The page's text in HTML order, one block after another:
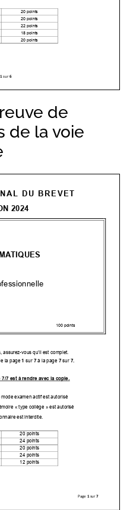
de
de la voie